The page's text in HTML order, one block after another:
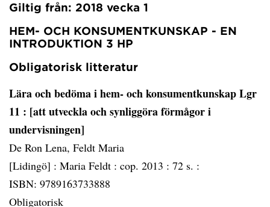
Giltig från: 2018 vecka 1
HEM- OCH KONSUMENTKUNSKAP - EN
INTRODUKTION 3 HP
Obligatorisk litteratur
Lära och bedöma i hem- och konsumentkunskap Lgr
11 : [att utveckla och synliggöra förmågor i
undervisningen]
De Ron Lena, Feldt Maria
[Lidingö] : Maria Feldt : cop. 2013 : 72 s. :
ISBN: 9789163733888
Obligatorisk